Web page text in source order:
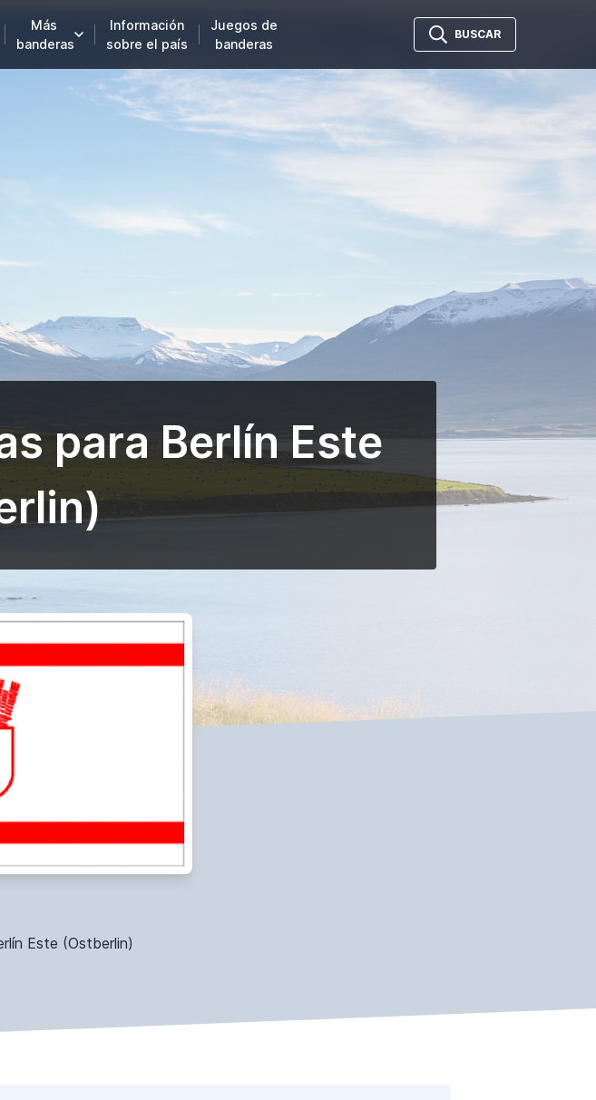
Más
banderas
Información
sobre el país
Juegos de
banderas
BUSCAR
para Berlín Este
Este (Ostberlin)